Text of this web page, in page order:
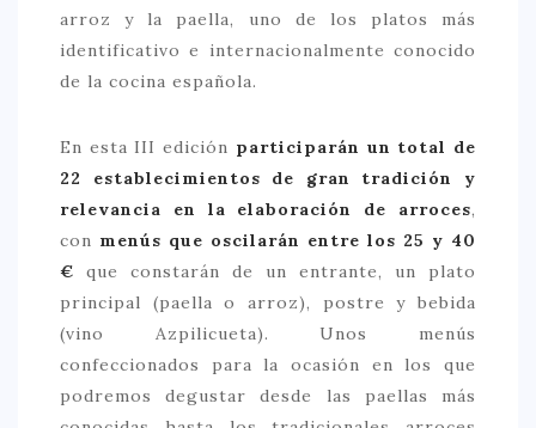
arroz y la paella, uno de los platos más
identificativo e internacionalmente conocido
de la cocina española.
En esta III edición participarán un total de
22 establecimientos de gran tradición y
relevancia en la elaboración de arroces,
con menús que oscilarán entre los 25 y 40
€ que constarán de un entrante, un plato
principal (paella o arroz), postre y bebida
(vino Azpilicueta). Unos menús
confeccionados para la ocasión en los que
podremos degustar desde las paellas más